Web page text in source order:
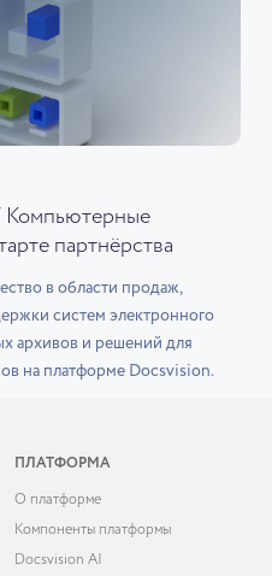
партнёрства
в области продаж,
систем электронного
архивов и решений для
на платформе Docsvision.
ПЛАТФОРМА
О платформе
Компоненты платформы
Docsvision AI